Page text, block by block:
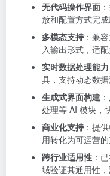
无代码操作界面
放和配置方式完
多模态支持 ：兼
入输出形式，适
实时数据处理能力
具，支持动态数据
生成式界面构建
处理等 AI 模块，
商业化支持 ：提
用转化为可运营的
跨行业适用性 ：
域验证其通用性